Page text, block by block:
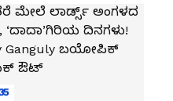
ಅನೈತಿಕ
ಅಡ್ಡೆಯಾದ